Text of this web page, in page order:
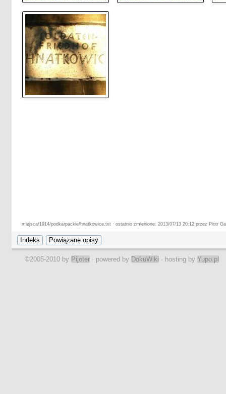
miejsca/1914/podkarpackie/hnatkowice.txt · ostatnio zmienione: 2013/07/13 20:12 przez Piotr
©2005-2010 by Pijoter · powered by DokuWiki · hosting by Yupo.pl